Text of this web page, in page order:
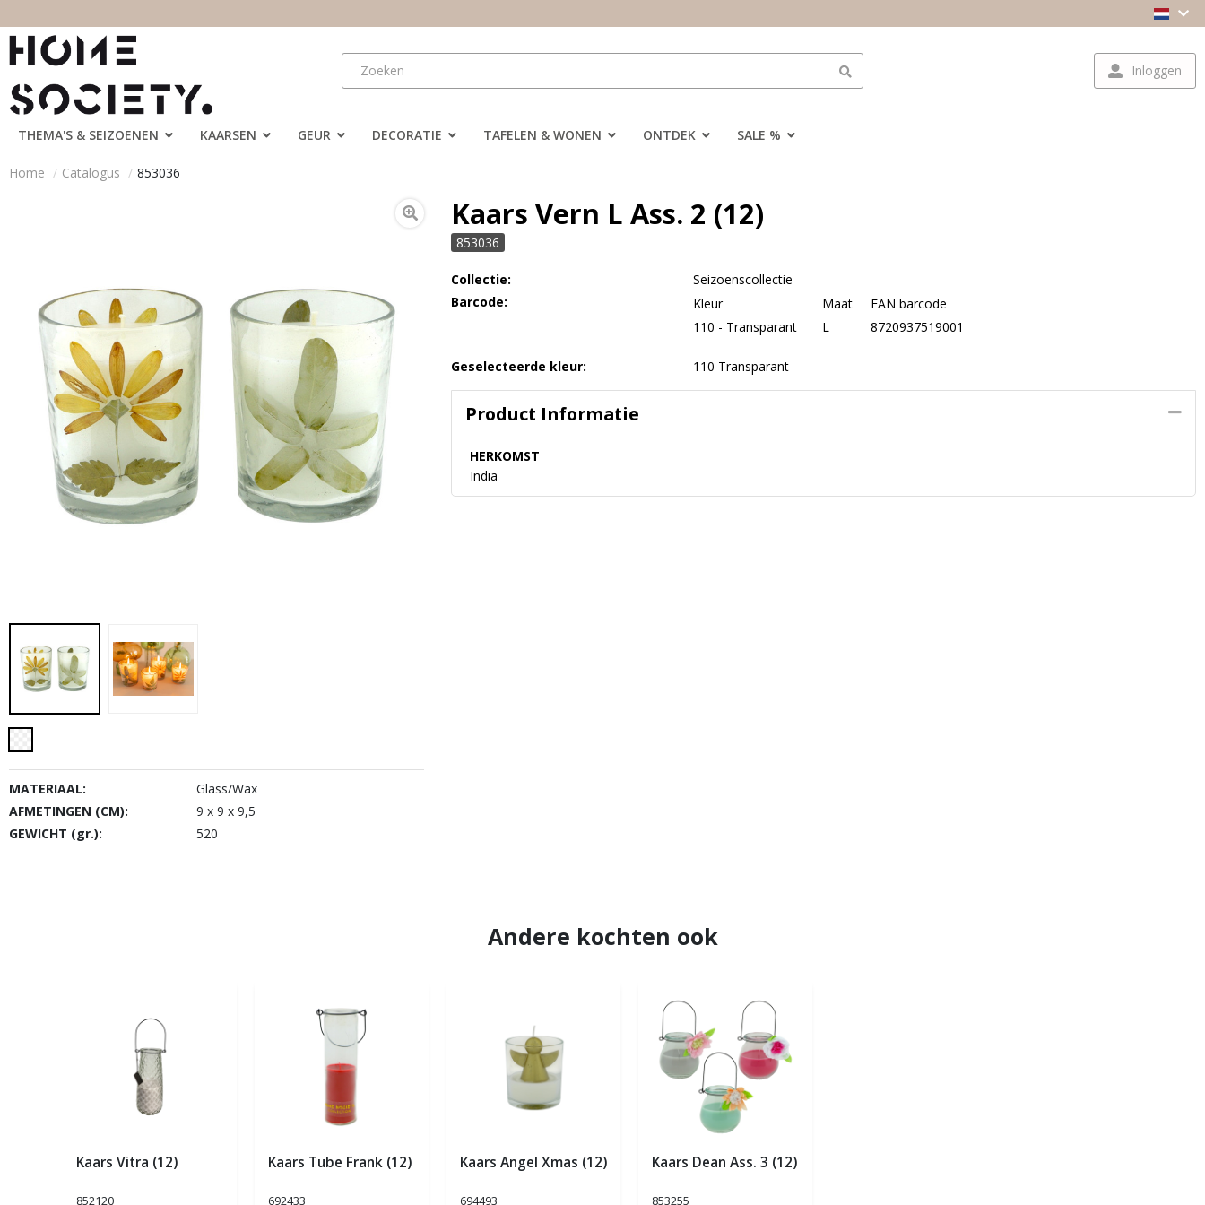
Inloggen
THEMA'S & SEIZOENEN KAARSEN GEUR DECORATIE TAFELEN & WONEN ONTDEK SALE %
Home Catalogus 853036
MATERIAAL:
Glass/Wax
AFMETINGEN (CM):
9 x 9 x 9,5
GEWICHT (gr.):
520
Kaars Vern L Ass. 2 (12)
853036
Collectie:
Seizoenscollectie
Barcode:
Kleur Maat
EAN barcode
110 - Transparant
L 8720937519001
Geselecteerde kleur: 110 Transparant
Product Informatie
HERKOMST
India
Andere kochten ook
Kaars Vitra (12)
852120
Kaars Tube Frank (12)
692433
Kaars Angel Xmas (12)
694493
Kaars Dean Ass. 3 (12)
853255